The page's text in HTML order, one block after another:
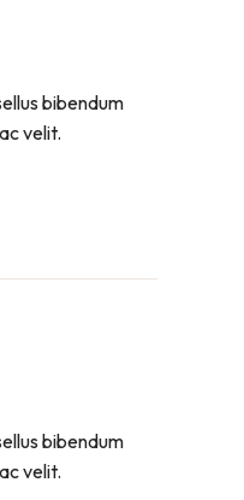
bibendum
velit.
bibendum
velit.